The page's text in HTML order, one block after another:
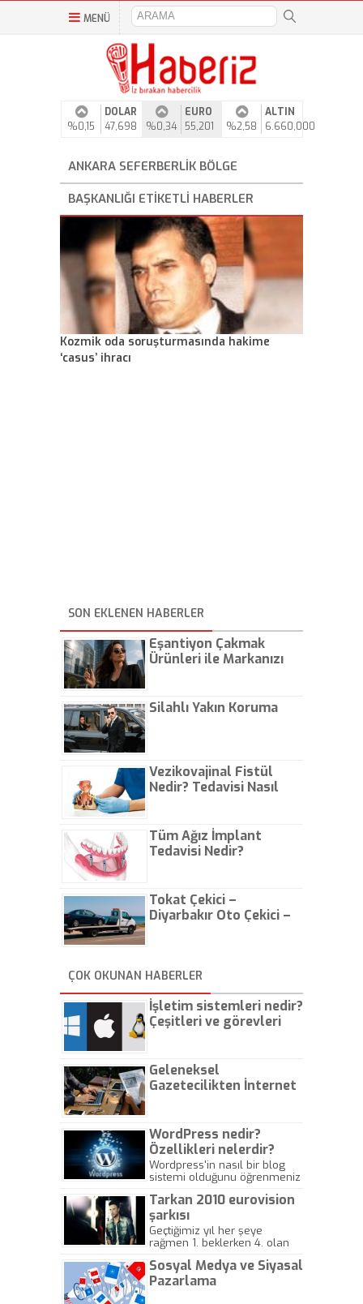
MENÜ
%0,15
DOLAR
47,698
%0,34
EURO
55,201
%2,58
ALTIN
6.660,000
ANKARA SEFERBERLIK BÖLGE
BAŞKANLIĞI ETIKETLI HABERLER
Kozmik oda soruşturmasında hakime
‘casus’ ihracı
SON EKLENEN HABERLER
Eşantiyon Çakmak
Ürünleri ile Markanızı
Silahlı Yakın Koruma
Vezikovajinal Fistül
Nedir? Tedavisi Nasıl
Tüm Ağız İmplant
Tedavisi Nedir?
Tokat Çekici –
Diyarbakır Oto Çekici –
ÇOK OKUNAN HABERLER
İşletim sistemleri nedir?
Çeşitleri ve görevleri
Geleneksel
Gazetecilikten İnternet
WordPress nedir?
Özellikleri nelerdir?
Wordpress'in nasıl bir blog
sistemi olduğunu öğrenmeniz
Tarkan 2010 eurovision
şarkısı
Geçtiğimiz yıl her şeye
rağmen 1. beklerken 4. olan
gösterisinin bu yarışmada
önemli olmadığını anlamıştır.
Sosyal Medya ve Siyasal
Pazarlama